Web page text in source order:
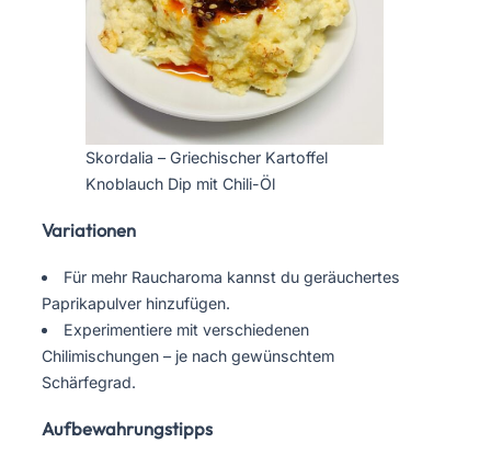
Skordalia – Griechischer Kartoffel
Knoblauch Dip mit Chili-Öl
Variationen
Für mehr Raucharoma kannst du geräuchertes
Paprikapulver hinzufügen.
Experimentiere mit verschiedenen
Chilimischungen – je nach gewünschtem
Schärfegrad.
Aufbewahrungstipps